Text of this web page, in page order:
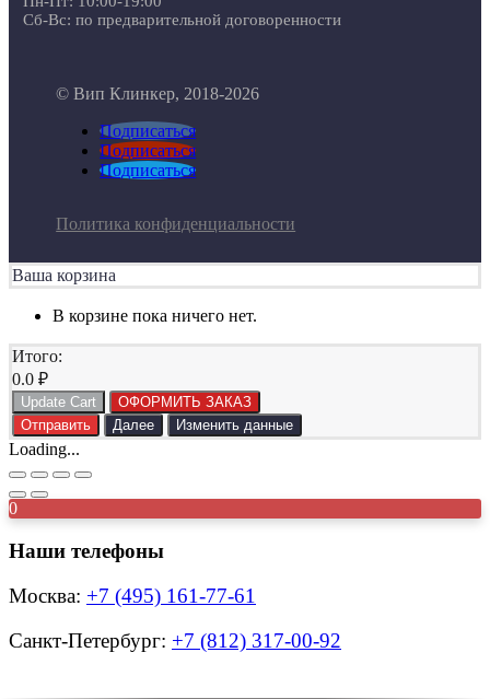
Сб-Вс: по предварительной договоренности
© Вип Клинкер, 2018-2026
Подписаться
Подписаться
Подписаться
Политика конфиденциальности
Ваша корзина
В корзине пока ничего нет.
Итого:
0.0 ₽
Update Cart
ОФОРМИТЬ ЗАКАЗ
Отправить
Далее Изменить данные
Loading...
0
Наши телефоны
Москва: +7 (495) 161-77-61
Санкт-Петербург: +7 (812) 317-00-92